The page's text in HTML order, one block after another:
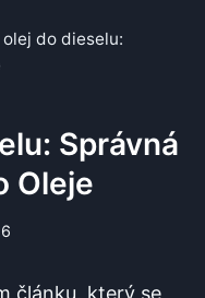
do dieselu:
Správná
Oleje